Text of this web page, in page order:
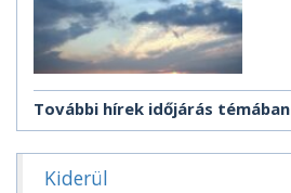
További hírek időjárás témában
Kiderül